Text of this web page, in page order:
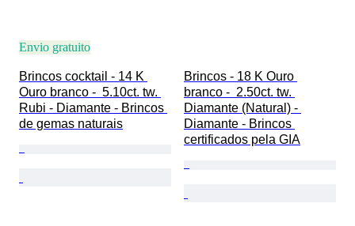
Envio gratuito
Brincos cocktail - 14 K
Ouro branco -  5.10ct. tw.
Rubi - Diamante - Brincos
de gemas naturais
Brincos - 18 K Ouro
branco -  2.50ct. tw.
Diamante (Natural) -
Diamante - Brincos
certificados pela GIA